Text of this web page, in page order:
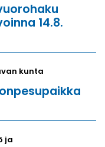
14.8.
kunta
ja